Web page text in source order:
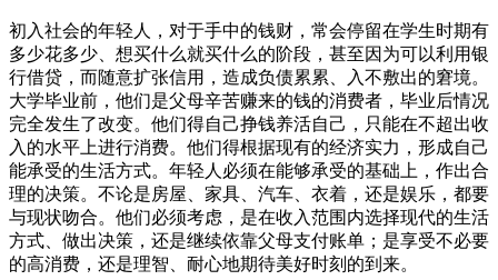
初入社会的年轻人，对于手中的钱财，常会停留在学生时期有
多少花多少、想买什么就买什么的阶段，甚至因为可以利用银
行借贷，而随意扩张信用，造成负债累累、入不敷出的窘境。
大学毕业前，他们是父母辛苦赚来的钱的消费者，毕业后情况
完全发生了改变。他们得自己挣钱养活自己，只能在不超出收
入的水平上进行消费。他们得根据现有的经济实力，形成自己
能承受的生活方式。年轻人必须在能够承受的基础上，作出合
理的决策。不论是房屋、家具、汽车、衣着，还是娱乐，都要
与现状吻合。他们必须考虑，是在收入范围内选择现代的生活
方式、做出决策，还是继续依靠父母支付账单；是享受不必要
的高消费，还是理智、耐心地期待美好时刻的到来。